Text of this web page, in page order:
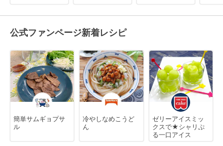
公式ファンページ新着レシピ
簡単サムギョプサ
ル
冷やしなめこうど
ん
ゼリーアイスミッ
クスで★シャリぷ
る一口アイス